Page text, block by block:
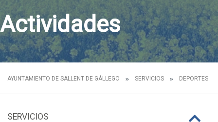
Actividades
AYUNTAMIENTO DE SALLENT DE GÁLLEGO SERVICIOS DEPORTES
SERVICIOS